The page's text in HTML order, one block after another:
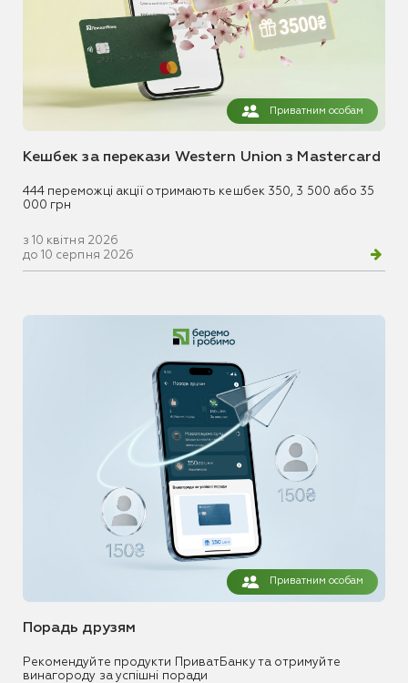
Приватним особам
Кешбек за перекази Western Union з Mastercard
444 переможці акції отримають кешбек 350, 3 500 або 35
000 грн
з 10 квітня 2026
до 10 серпня 2026
Приватним особам
Порадь друзям
Рекомендуйте продукти ПриватБанку та отримуйте
винагороду за успішні поради